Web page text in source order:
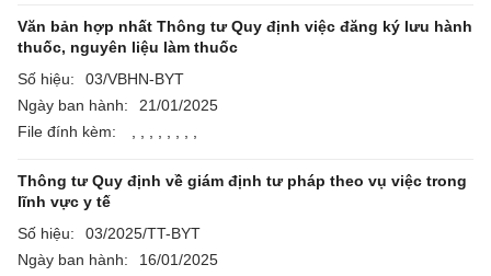
Văn bản hợp nhất Thông tư Quy định việc đăng ký lưu hành
thuốc, nguyên liệu làm thuốc
Số hiệu:
03/VBHN-BYT
Ngày ban hành:
21/01/2025
File đính kèm:
Thông tư Quy định về giám định tư pháp theo vụ việc trong
lĩnh vực y tế
Số hiệu:
03/2025/TT-BYT
Ngày ban hành:
16/01/2025